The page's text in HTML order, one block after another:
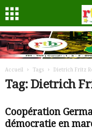
Accueil Tags Dietrich Fritz
Tag: Dietrich
Coopération
démocratie en